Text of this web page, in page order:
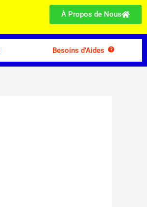
À Propos de Nous
Besoins d’Aides